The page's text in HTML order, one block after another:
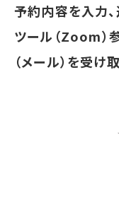
予約内容を入力、
ツール（Zoom
（メール）を受け